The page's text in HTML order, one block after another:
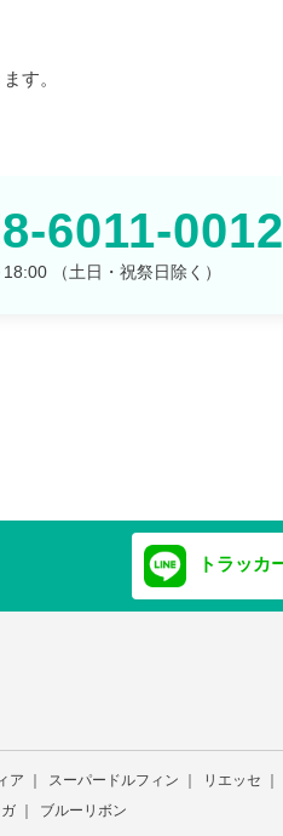
す。
6011-0012
（土日・祝祭日除く）
トラッカ
ア スーパードルフィン リエッセ
ブルーリボン